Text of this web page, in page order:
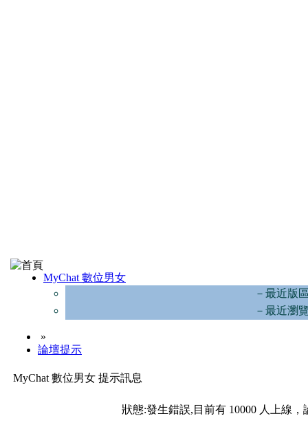
MyChat 數位男女
－最近版
－最近瀏
»
論壇提示
MyChat 數位男女 提示訊息
狀態:發生錯誤,目前有 10000 人上線